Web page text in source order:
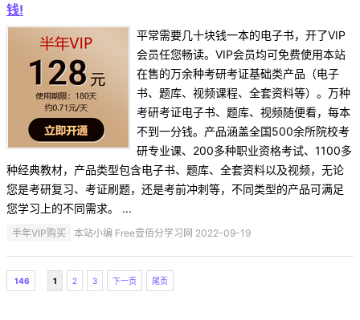
钱!
平常需要几十块钱一本的电子书，开了VIP
会员任您畅读。VIP会员均可免费使用本站
在售的万余种考研考证基础类产品（电子
书、题库、视频课程、全套资料等）。万种
考研考证电子书、题库、视频随便看，每本
不到一分钱。产品涵盖全国500余所院校考
研专业课、200多种职业资格考试、1100多
种经典教材，产品类型包含电子书、题库、全套资料以及视频，无论
您是考研复习、考证刷题，还是考前冲刺等，不同类型的产品可满足
您学习上的不同需求。 ...
半年VIP购买 本站小编 Free壹佰分学习网 2022-09-19
146 1 2 3 下一页 尾页